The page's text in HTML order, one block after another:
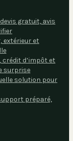
gratuit, avis
extérieur et
crédit d’impôt et
surprise
solution pour
préparé,